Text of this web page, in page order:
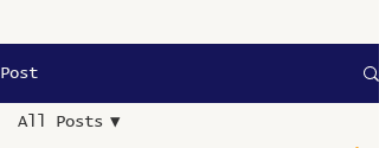
Post
All Posts